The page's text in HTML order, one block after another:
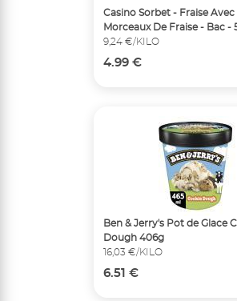
Casino Sorbet - Fraise Avec
Morceaux De Fraise - Bac -
9,24 €/KILO
4.99 €
Ben & Jerry's Pot de Glace
Dough 406g
16,03 €/KILO
6.51 €